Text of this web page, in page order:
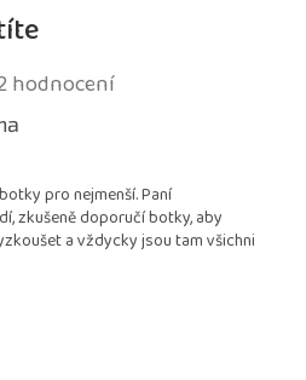
hodnocení
je 5 z 5 hvězdiček.
pro nejmenší. Paní
zkušeně doporučí botky, aby
a vždycky jsou tam všichni
je 5 z 5 hvězdiček.